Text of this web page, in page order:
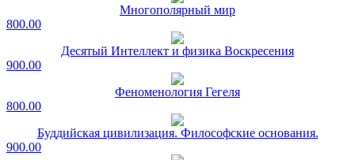
Многополярный мир
800.00
Десятый Интеллект и физика Воскресения
900.00
Феноменология Гегеля
800.00
Буддийская цивилизация. Философские основания.
900.00